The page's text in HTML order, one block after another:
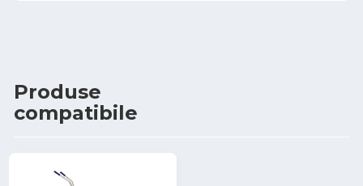
Produse
compatibile